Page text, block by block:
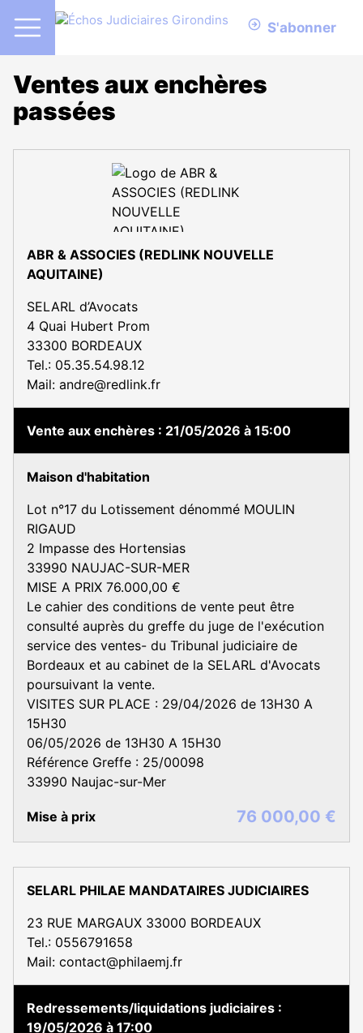
S'abonner
Ventes aux enchères
passées
ABR & ASSOCIES (REDLINK NOUVELLE
AQUITAINE)
SELARL d’Avocats
4 Quai Hubert Prom
33300 BORDEAUX
Tel.: 05.35.54.98.12
Mail: andre@redlink.fr
Vente aux enchères 21/05/2026 à 15:00
Maison d'habitation
Lot n°17 du Lotissement dénommé MOULIN
RIGAUD
2 Impasse des Hortensias
33990 NAUJAC-SUR-MER
MISE A PRIX 76.000,00 €
Le cahier des conditions de vente peut être
consulté auprès du greffe du juge de l'exécution
service des ventes- du Tribunal judiciaire de
Bordeaux et au cabinet de la SELARL d'Avocats
poursuivant la vente.
VISITES SUR PLACE : 29/04/2026 de 13H30 A
15H30
06/05/2026 de 13H30 A 15H30
Référence Greffe : 25/00098
33990 Naujac-sur-Mer
Mise à prix 76 000,00 €
SELARL PHILAE MANDATAIRES JUDICIAIRES
23 RUE MARGAUX 33000 BORDEAUX
Tel.: 0556791658
Mail: contact@philaemj.fr
Redressements/liquidations judiciaires
19/05/2026 à 17:00